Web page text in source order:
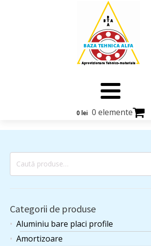
0 lei 0 elemente
Caută
Categorii de produse
Aluminiu bare placi profile
Amortizoare